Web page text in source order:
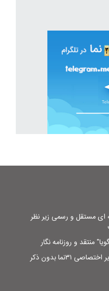
ای مستقل و رسمی زیر نظر
منتقد و روزنامه نگار
استفاده از هریک از مطالب و تصاویر اختصاصی ۳۱نما بدون ذکر